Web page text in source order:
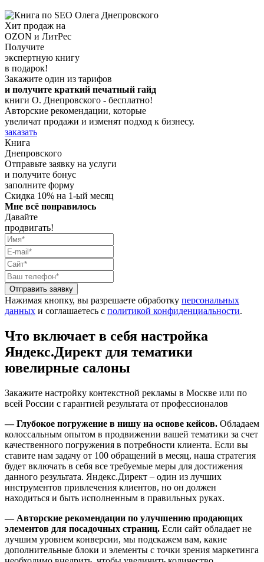
Хит продаж на
OZON и ЛитРес
Получите
экспертную книгу
в подарок!
Закажите один из тарифов
и получите краткий печатный гайд
книги О. Днепровского - бесплатно!
Авторские рекомендации, которые
увеличат продажи и изменят подход к бизнесу.
заказать
Книга
Днепровского
Отправьте заявку на услуги
и получите бонус
заполните форму
Скидка 10% на 1-ый месяц
Мне всё понравилось
Давайте
продвигать!
Отправить заявку
Нажимая кнопку, вы разрешаете обработку персональных
данных и соглашаетесь с политикой конфиденциальности.
Что включает в себя настройка
Яндекс.Директ для тематики
ювелирные салоны
Закажите настройку контекстной рекламы в Москве или по
всей России с гарантией результата от профессионалов
— Глубокое погружение в нишу на основе кейсов. Обладаем
колоссальным опытом в продвижении вашей тематики за счет
качественного погружения в потребности клиента. Если вы
ставите нам задачу от 100 обращений в месяц, наша стратегия
будет включать в себя все требуемые меры для достижения
данного результата. Яндекс.Директ – один из лучших
инструментов привлечения клиентов, но он должен
находиться и быть исполненным в правильных руках.
— Авторские рекомендации по улучшению продающих
элементов для посадочных страниц. Если сайт обладает не
лучшим уровнем конверсии, мы подскажем вам, какие
дополнительные блоки и элементы с точки зрения маркетинга